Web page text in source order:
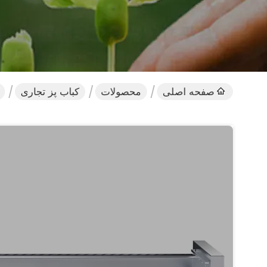
صفحه اصلی محصولات کباب پز تجاری